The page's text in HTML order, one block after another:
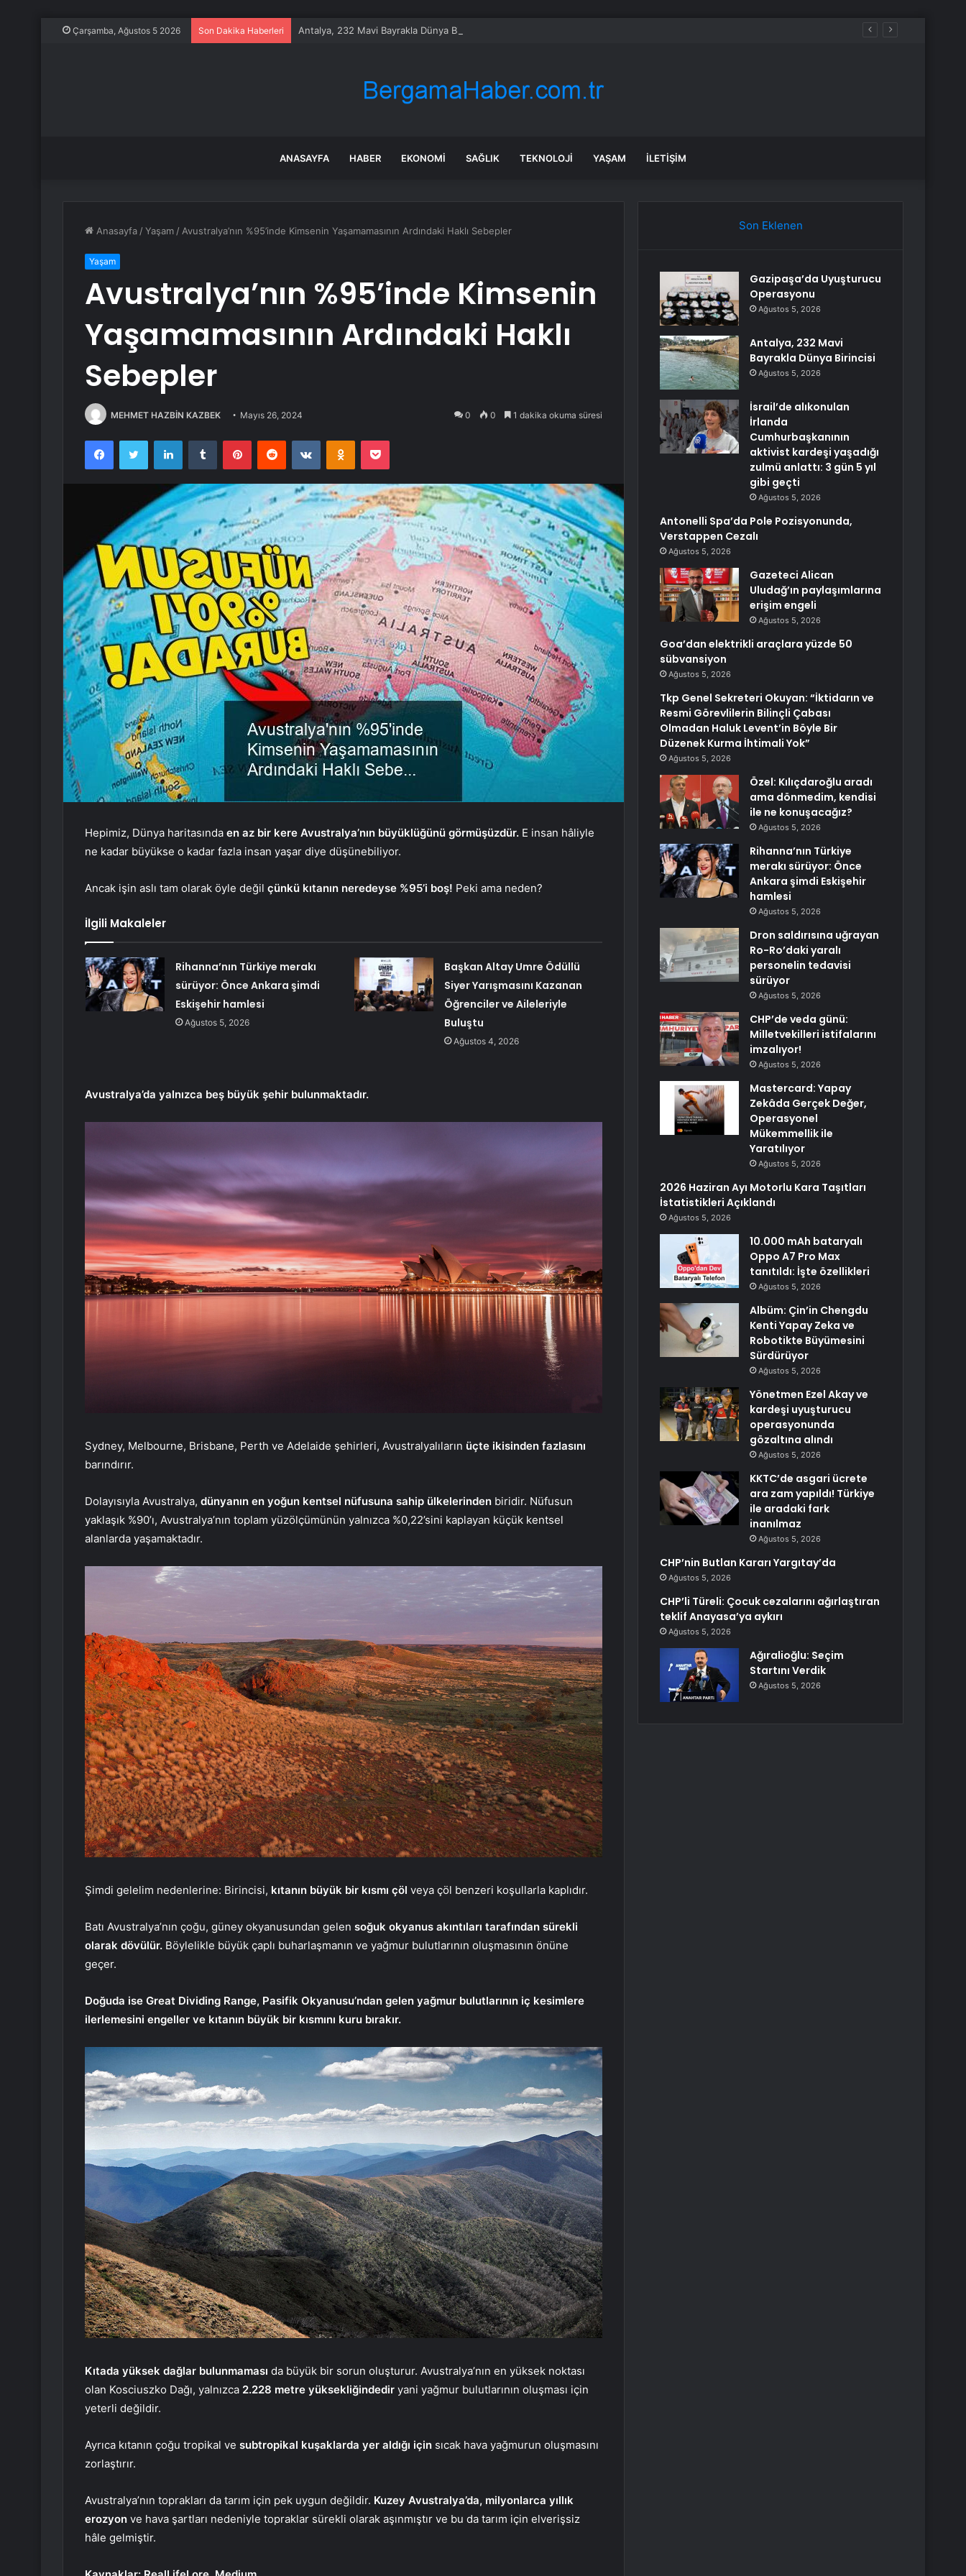
Çarşamba, Ağustos 5 2026 Son Dakika Haberleri Antalya, 232 Mavi Bayrakla Dünya Birincisi
ANASAYFA HABER EKONOMI SAĞLIK TEKNOLOJI YAŞAM İLETIŞIM
Anasayfa /Yaşam / Avustralya’nın %95’inde Kimsenin Yaşamamasının Ardındaki Haklı Sebepler
Yaşam
Avustralya’nın %95’inde Kimsenin
Yaşamamasının Ardındaki Haklı
Sebepler
MEHMET HAZBİN KAZBEK Mayıs 26, 2024 0 0 1 dakika okuma süresi
FacebookTwitter LinkedInTumblr PinterestReddit VKontakteOdnoklassniki
Pocket
Hepimiz, Dünya haritasında en az bir kere Avustralya’nın büyüklüğünü görmüşüzdür. E insan hâliyle
ne kadar büyükse o kadar fazla insan yaşar diye düşünebiliyor.
Ancak işin aslı tam olarak öyle değil çünkü kıtanın neredeyse %95’i boş! Peki ama neden?
İlgili Makaleler
Rihanna’nın Türkiye merakı
sürüyor: Önce Ankara şimdi
Eskişehir hamlesi
Ağustos 5, 2026
Başkan Altay Umre Ödüllü
Siyer Yarışmasını Kazanan
Öğrenciler ve Aileleriyle
Buluştu
Ağustos 4, 2026
Avustralya’da yalnızca beş büyük şehir bulunmaktadır.
Sydney, Melbourne, Brisbane, Perth ve Adelaide şehirleri, Avustralyalıların üçte ikisinden fazlasını
barındırır.
Dolayısıyla Avustralya, dünyanın en yoğun kentsel nüfusuna sahip ülkelerinden biridir. Nüfusun
yaklaşık %90’ı, Avustralya’nın toplam yüzölçümünün yalnızca %0,22’sini kaplayan küçük kentsel
alanlarda yaşamaktadır.
Şimdi gelelim nedenlerine: Birincisi, kıtanın büyük bir kısmı çöl veya çöl benzeri koşullarla kaplıdır.
Batı Avustralya’nın çoğu, güney okyanusundan gelen soğuk okyanus akıntıları tarafından sürekli
olarak dövülür. Böylelikle büyük çaplı buharlaşmanın ve yağmur bulutlarının oluşmasının önüne
geçer.
Doğuda ise Great Dividing Range, Pasifik Okyanusu’ndan gelen yağmur bulutlarının iç kesimlere
ilerlemesini engeller ve kıtanın büyük bir kısmını kuru bırakır.
Kıtada yüksek dağlar bulunmaması da büyük bir sorun oluşturur. Avustralya’nın en yüksek noktası
olan Kosciuszko Dağı, yalnızca 2.228 metre yüksekliğindedir yani yağmur bulutlarının oluşması için
yeterli değildir.
Ayrıca kıtanın çoğu tropikal ve subtropikal kuşaklarda yer aldığı için sıcak hava yağmurun oluşmasını
zorlaştırır.
Avustralya’nın toprakları da tarım için pek uygun değildir. Kuzey Avustralya’da, milyonlarca yıllık
erozyon ve hava şartları nedeniyle topraklar sürekli olarak aşınmıştır ve bu da tarım için elverişsiz
hâle gelmiştir.
Son Eklenen
Gazipaşa’da Uyuşturucu
Operasyonu
Ağustos 5, 2026
Antalya, 232 Mavi
Bayrakla Dünya Birincisi
Ağustos 5, 2026
İsrail’de alıkonulan
İrlanda
Cumhurbaşkanının
aktivist kardeşi yaşadığı
zulmü anlattı: 3 gün 5 yıl
gibi geçti
Ağustos 5, 2026
Antonelli Spa’da Pole Pozisyonunda,
Verstappen Cezalı
Ağustos 5, 2026
Gazeteci Alican
Uludağ’ın paylaşımlarına
erişim engeli
Ağustos 5, 2026
Goa’dan elektrikli araçlara yüzde 50
sübvansiyon
Ağustos 5, 2026
Tkp Genel Sekreteri Okuyan: “İktidarın ve
Resmi Görevlilerin Bilinçli Çabası
Olmadan Haluk Levent’in Böyle Bir
Düzenek Kurma İhtimali Yok”
Ağustos 5, 2026
Özel: Kılıçdaroğlu aradı
ama dönmedim, kendisi
ile ne konuşacağız?
Ağustos 5, 2026
Rihanna’nın Türkiye
merakı sürüyor: Önce
Ankara şimdi Eskişehir
hamlesi
Ağustos 5, 2026
Dron saldırısına uğrayan
Ro-Ro’daki yaralı
personelin tedavisi
sürüyor
Ağustos 5, 2026
CHP’de veda günü:
Milletvekilleri istifalarını
imzalıyor!
Ağustos 5, 2026
Mastercard: Yapay
Zekâda Gerçek Değer,
Operasyonel
Mükemmellik ile
Yaratılıyor
Ağustos 5, 2026
2026 Haziran Ayı Motorlu Kara Taşıtları
İstatistikleri Açıklandı
Ağustos 5, 2026
10.000 mAh bataryalı
Oppo A7 Pro Max
tanıtıldı: İşte özellikleri
Ağustos 5, 2026
Albüm: Çin’in Chengdu
Kenti Yapay Zeka ve
Robotikte Büyümesini
Sürdürüyor
Ağustos 5, 2026
Yönetmen Ezel Akay ve
kardeşi uyuşturucu
operasyonunda
gözaltına alındı
Ağustos 5, 2026
KKTC’de asgari ücrete
ara zam yapıldı! Türkiye
ile aradaki fark
inanılmaz
Ağustos 5, 2026
CHP’nin Butlan Kararı Yargıtay’da
Ağustos 5, 2026
CHP’li Türeli: Çocuk cezalarını ağırlaştıran
teklif Anayasa’ya aykırı
Ağustos 5, 2026
Ağıralioğlu: Seçim
Startını Verdik
Ağustos 5, 2026